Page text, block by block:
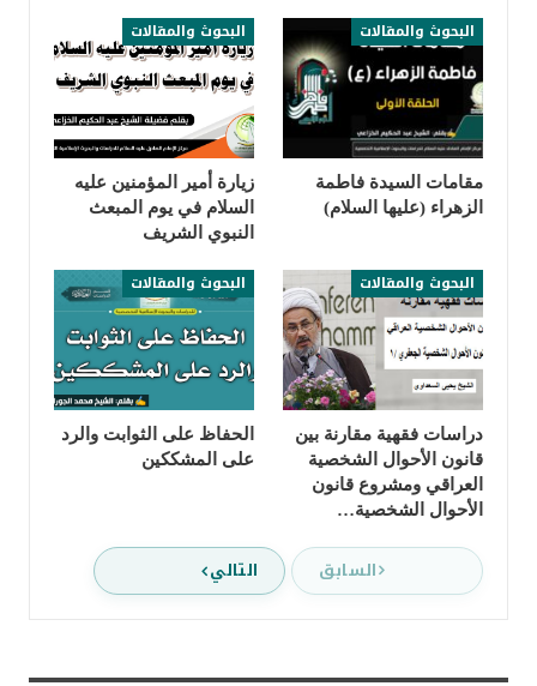
البحوث والمقالات
مقامات السيدة فاطمة
الزهراء (عليها السلام)
البحوث والمقالات
زيارة أمير المؤمنين عليه
السلام في يوم المبعث
النبوي الشريف
البحوث والمقالات
دراسات فقهية مقارنة بين
قانون الأحوال الشخصية
العراقي ومشروع قانون
الأحوال الشخصية…
البحوث والمقالات
الحفاظ على الثوابت والرد
على المشككين
السابق التالي